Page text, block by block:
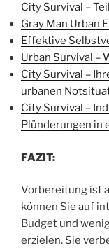
City Survival –
Gray Man Urban
Effektive
Urban Survival –
City Survival –
urbanen
City Survival –
Plünderungen in
FAZIT:
Vorbereitung ist
können Sie auf
Budget und
erzielen. Sie